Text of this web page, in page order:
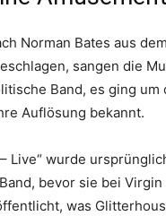
Norman Bates aus
sangen die
Band, es ging
Auflösung bekannt.
Live“ wurde
bevor sie bei
was